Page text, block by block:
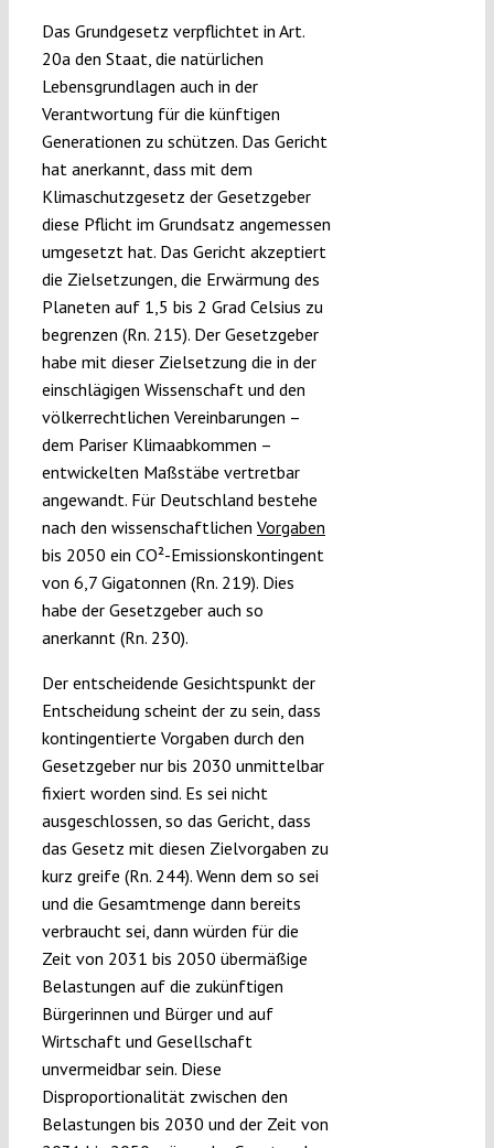
Das Grundgesetz verpflichtet in Art.
20a den Staat, die natürlichen
Lebensgrundlagen auch in der
Verantwortung für die künftigen
Generationen zu schützen. Das Gericht
hat anerkannt, dass mit dem
Klimaschutzgesetz der Gesetzgeber
diese Pflicht im Grundsatz angemessen
umgesetzt hat. Das Gericht akzeptiert
die Zielsetzungen, die Erwärmung des
Planeten auf 1,5 bis 2 Grad Celsius zu
begrenzen (Rn. 215). Der Gesetzgeber
habe mit dieser Zielsetzung die in der
einschlägigen Wissenschaft und den
völkerrechtlichen Vereinbarungen –
dem Pariser Klimaabkommen –
entwickelten Maßstäbe vertretbar
angewandt. Für Deutschland bestehe
nach den wissenschaftlichen Vorgaben
bis 2050 ein CO²-Emissionskontingent
von 6,7 Gigatonnen (Rn. 219). Dies
habe der Gesetzgeber auch so
anerkannt (Rn. 230).
Der entscheidende Gesichtspunkt der
Entscheidung scheint der zu sein, dass
kontingentierte Vorgaben durch den
Gesetzgeber nur bis 2030 unmittelbar
fixiert worden sind. Es sei nicht
ausgeschlossen, so das Gericht, dass
das Gesetz mit diesen Zielvorgaben zu
kurz greife (Rn. 244). Wenn dem so sei
und die Gesamtmenge dann bereits
verbraucht sei, dann würden für die
Zeit von 2031 bis 2050 übermäßige
Belastungen auf die zukünftigen
Bürgerinnen und Bürger und auf
Wirtschaft und Gesellschaft
unvermeidbar sein. Diese
Disproportionalität zwischen den
Belastungen bis 2030 und der Zeit von